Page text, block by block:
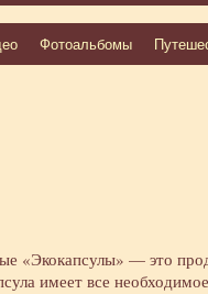
Фотоальбомы
«Экокапсулы» — это
имеет все